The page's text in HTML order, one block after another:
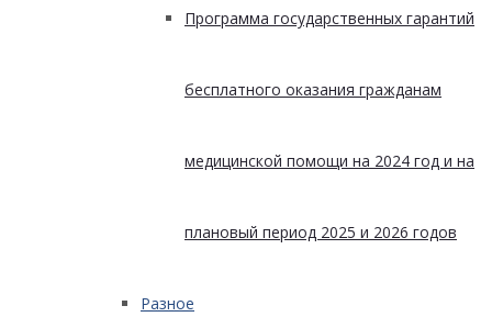
Программа государственных гарантий
бесплатного оказания гражданам
медицинской помощи на 2024 год и на
плановый период 2025 и 2026 годов
Разное